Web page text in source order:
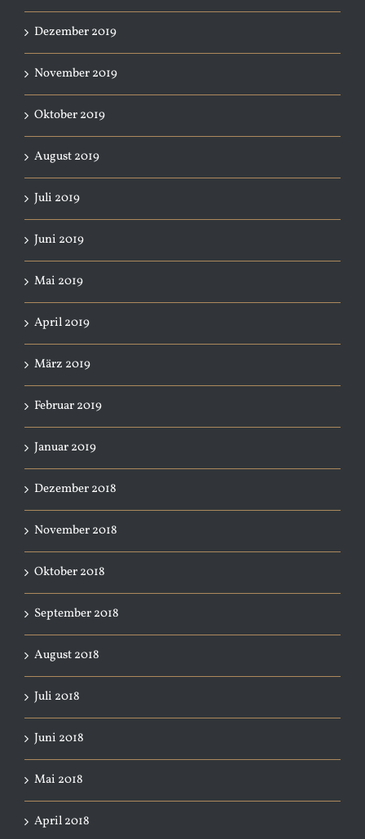
Dezember 2019
November 2019
Oktober 2019
August 2019
Juli 2019
Juni 2019
Mai 2019
April 2019
März 2019
Februar 2019
Januar 2019
Dezember 2018
November 2018
Oktober 2018
September 2018
August 2018
Juli 2018
Juni 2018
Mai 2018
April 2018